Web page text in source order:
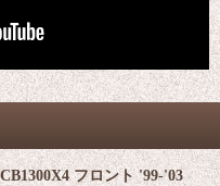
フロント '99-'03